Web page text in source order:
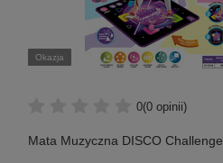
Okazja
0(0 opinii)
Mata Muzyczna DISCO Challenge